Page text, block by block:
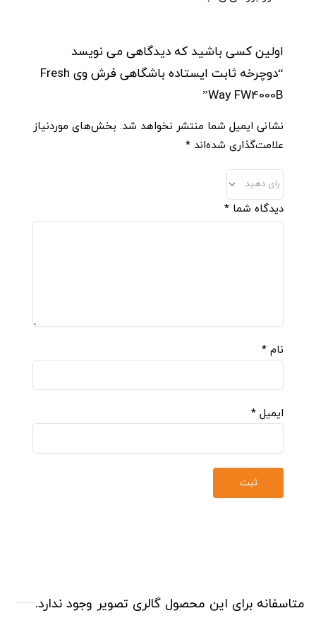
اولین کسی باشید که دیدگاهی می نویسد
“دوچرخه ثابت ایستاده باشگاهی فرش وی Fresh
Way FW4000B”
نشانی ایمیل شما منتشر نخواهد شد. بخش‌های موردنیاز
علامت‌گذاری شده‌اند *
دیدگاه شما *
نام *
ایمیل *
متاسفانه برای این محصول گالری تصویر وجود ندارد.